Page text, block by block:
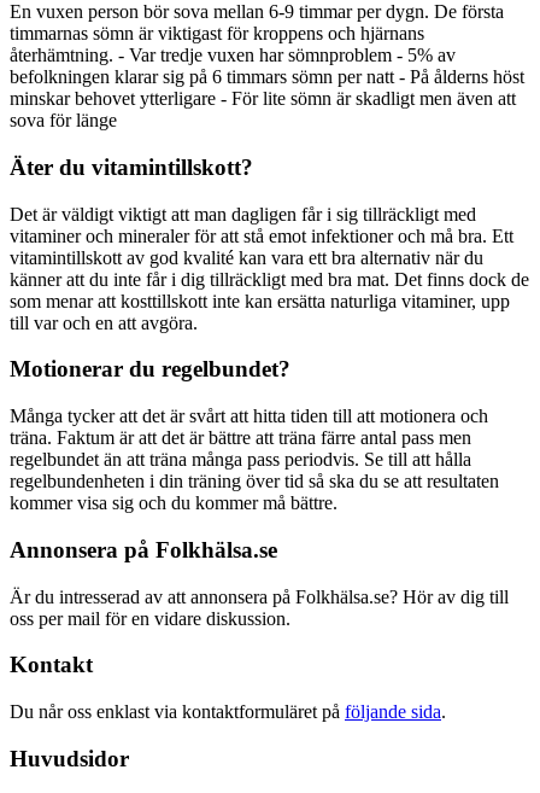
En vuxen person bör sova mellan 6-9 timmar per dygn. De första
timmarnas sömn är viktigast för kroppens och hjärnans
återhämtning. - Var tredje vuxen har sömnproblem - 5% av
befolkningen klarar sig på 6 timmars sömn per natt - På ålderns höst
minskar behovet ytterligare - För lite sömn är skadligt men även att
sova för länge
Äter du vitamintillskott?
Det är väldigt viktigt att man dagligen får i sig tillräckligt med
vitaminer och mineraler för att stå emot infektioner och må bra. Ett
vitamintillskott av god kvalité kan vara ett bra alternativ när du
känner att du inte får i dig tillräckligt med bra mat. Det finns dock de
som menar att kosttillskott inte kan ersätta naturliga vitaminer, upp
till var och en att avgöra.
Motionerar du regelbundet?
Många tycker att det är svårt att hitta tiden till att motionera och
träna. Faktum är att det är bättre att träna färre antal pass men
regelbundet än att träna många pass periodvis. Se till att hålla
regelbundenheten i din träning över tid så ska du se att resultaten
kommer visa sig och du kommer må bättre.
Annonsera på Folkhälsa.se
Är du intresserad av att annonsera på Folkhälsa.se? Hör av dig till
oss per mail för en vidare diskussion.
Kontakt
Du når oss enklast via kontaktformuläret på följande sida.
Huvudsidor